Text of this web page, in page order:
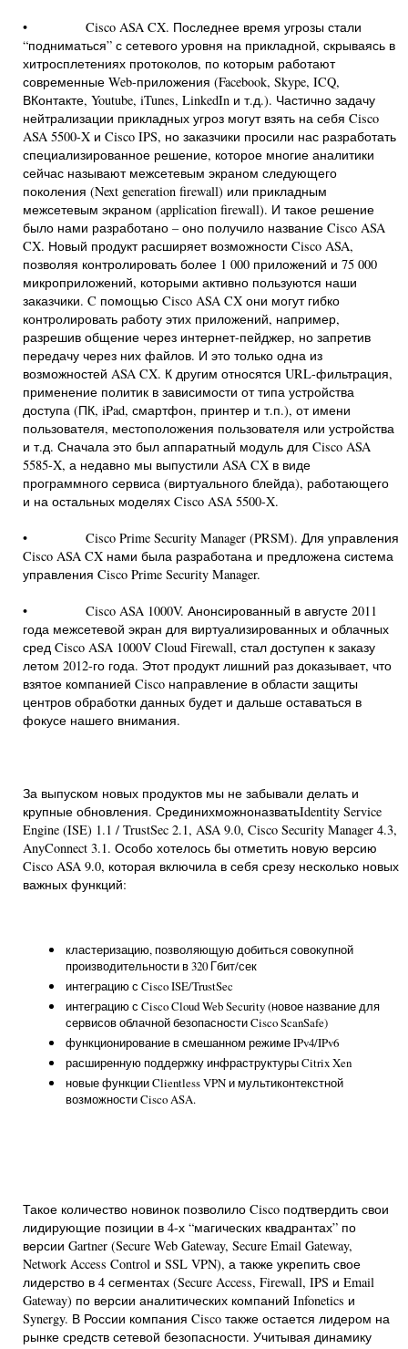
• Cisco ASA CX. Последнее время угрозы стали
“подниматься” с сетевого уровня на прикладной, скрываясь в
хитросплетениях протоколов, по которым работают
современные Web-приложения (Facebook, Skype, ICQ,
ВКонтакте, Youtube, iTunes, LinkedIn и т.д.). Частично задачу
нейтрализации прикладных угроз могут взять на себя Cisco
ASA 5500-X и Cisco IPS, но заказчики просили нас разработать
специализированное решение, которое многие аналитики
сейчас называют межсетевым экраном следующего
поколения (Next generation firewall) или прикладным
межсетевым экраном (application firewall). И такое решение
было нами разработано – оно получило название Cisco ASA
CX. Новый продукт расширяет возможности Cisco ASA,
позволяя контролировать более 1 000 приложений и 75 000
микроприложений, которыми активно пользуются наши
заказчики. C помощью Cisco ASA CX они могут гибко
контролировать работу этих приложений, например,
разрешив общение через интернет-пейджер, но запретив
передачу через них файлов. И это только одна из
возможностей ASA CX. К другим относятся URL-фильтрация,
применение политик в зависимости от типа устройства
доступа (ПК, iPad, смартфон, принтер и т.п.), от имени
пользователя, местоположения пользователя или устройства
и т.д. Сначала это был аппаратный модуль для Cisco ASA
5585-X, а недавно мы выпустили ASA CX в виде
программного сервиса (виртуального блейда), работающего
и на остальных моделях Cisco ASA 5500-X.
• Cisco Prime Security Manager (PRSM). Для управления
Cisco ASA CX нами была разработана и предложена система
управления Cisco Prime Security Manager.
• Cisco ASA 1000V. Анонсированный в августе 2011
года межсетевой экран для виртуализированных и облачных
сред Cisco ASA 1000V Cloud Firewall, стал доступен к заказу
летом 2012-го года. Этот продукт лишний раз доказывает, что
взятое компанией Cisco направление в области защиты
центров обработки данных будет и дальше оставаться в
фокусе нашего внимания.
За выпуском новых продуктов мы не забывали делать и
крупные обновления. СрединихможноназватьIdentity Service
Engine (ISE) 1.1 / TrustSec 2.1, ASA 9.0, Cisco Security Manager 4.3,
AnyConnect 3.1. Особо хотелось бы отметить новую версию
Cisco ASA 9.0, которая включила в себя срезу несколько новых
важных функций:
кластеризацию, позволяющую добиться совокупной
производительности в 320 Гбит/сек
интеграцию с Cisco ISE/TrustSec
интеграцию с Cisco Cloud Web Security (новое название для
сервисов облачной безопасности Cisco ScanSafe)
функционирование в смешанном режиме IPv4/IPv6
расширенную поддержку инфраструктуры Citrix Xen
новые функции Clientless VPN и мультиконтекстной
возможности Cisco ASA.
Такое количество новинок позволило Cisco подтвердить свои
лидирующие позиции в 4-х “магических квадрантах” по
версии Gartner (Secure Web Gateway, Secure Email Gateway,
Network Access Control и SSL VPN), а также укрепить свое
лидерство в 4 сегментах (Secure Access, Firewall, IPS и Email
Gateway) по версии аналитических компаний Infonetics и
Synergy. В России компания Cisco также остается лидером на
рынке средств сетевой безопасности. Учитывая динамику